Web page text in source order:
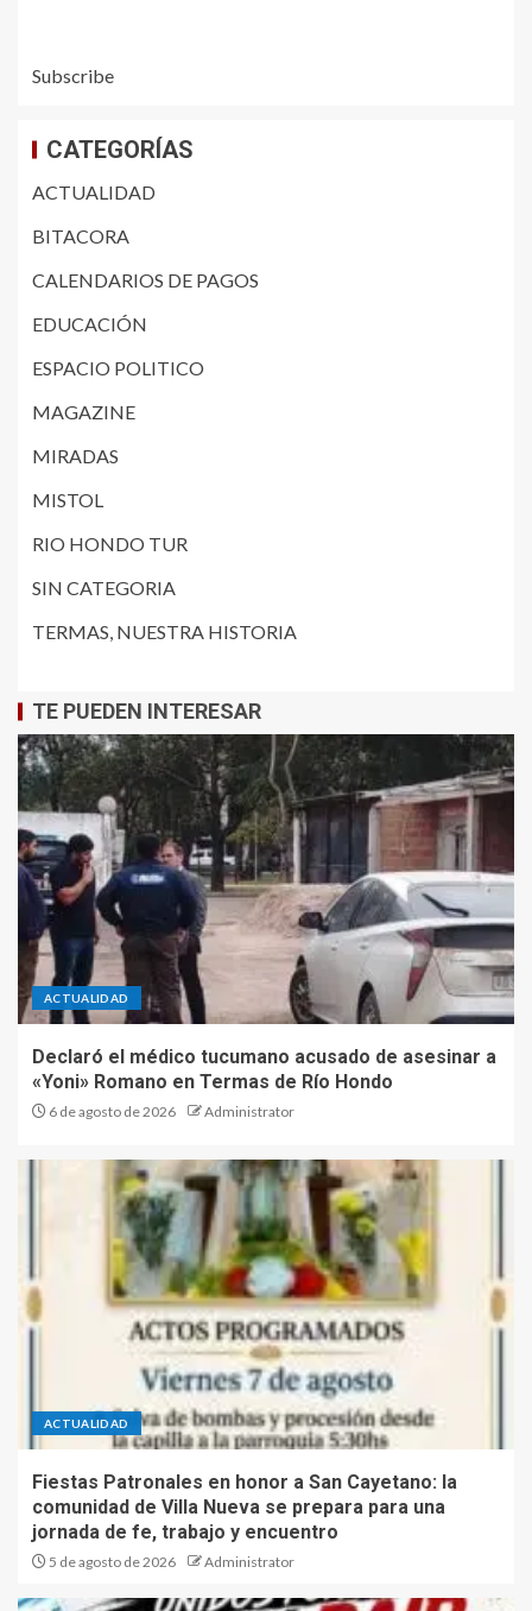
Subscribe
CATEGORÍAS
ACTUALIDAD
BITACORA
CALENDARIOS DE PAGOS
EDUCACIÓN
ESPACIO POLITICO
MAGAZINE
MIRADAS
MISTOL
RIO HONDO TUR
SIN CATEGORIA
TERMAS, NUESTRA HISTORIA
TE PUEDEN INTERESAR
ACTUALIDAD
Declaró el médico tucumano acusado de asesinar a
«Yoni» Romano en Termas de Río Hondo
6 de agosto de 2026 Administrator
ACTUALIDAD
Fiestas Patronales en honor a San Cayetano: la
comunidad de Villa Nueva se prepara para una
jornada de fe, trabajo y encuentro
5 de agosto de 2026 Administrator